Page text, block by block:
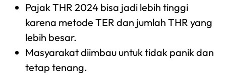
Pajak THR 2024 bisa jadi lebih tinggi
karena metode TER dan jumlah THR yang
lebih besar.
Masyarakat diimbau untuk tidak panik dan
tetap tenang.